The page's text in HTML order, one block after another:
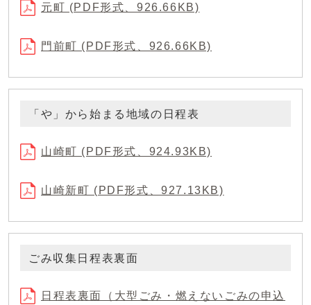
元町 (PDF形式、926.66KB)
門前町 (PDF形式、926.66KB)
「や」から始まる地域の日程表
山崎町 (PDF形式、924.93KB)
山崎新町 (PDF形式、927.13KB)
ごみ収集日程表裏面
日程表裏面（大型ごみ・燃えないごみの申込